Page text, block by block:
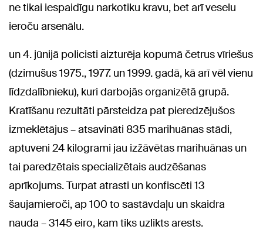
ne tikai iespaidīgu narkotiku kravu, bet arī veselu
ieroču arsenālu.
un 4. jūnijā policisti aizturēja kopumā četrus vīriešus
(dzimušus 1975., 1977. un 1999. gadā, kā arī vēl vienu
līdzdalībnieku), kuri darbojās organizētā grupā.
Kratīšanu rezultāti pārsteidza pat pieredzējušos
izmeklētājus – atsavināti 835 marihuānas stādi,
aptuveni 24 kilogrami jau izžāvētas marihuānas un
tai paredzētais specializētais audzēšanas
aprīkojums. Turpat atrasti un konfiscēti 13
šaujamieroči, ap 100 to sastāvdaļu un skaidra
nauda – 3145 eiro, kam tiks uzlikts arests.